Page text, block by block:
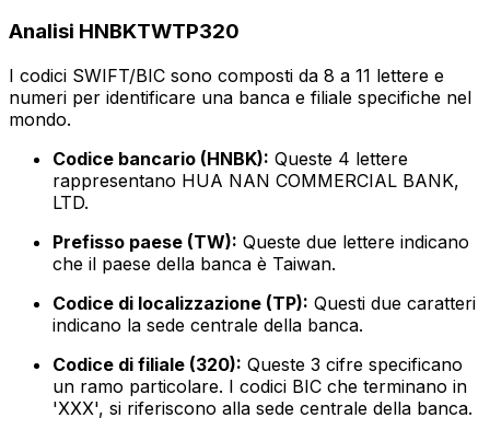
Analisi HNBKTWTP320
I codici SWIFT/BIC sono composti da 8 a 11 lettere e
numeri per identificare una banca e filiale specifiche nel
mondo.
Codice bancario (HNBK): Queste 4 lettere
rappresentano HUA NAN COMMERCIAL BANK,
LTD.
Prefisso paese (TW): Queste due lettere indicano
che il paese della banca è Taiwan.
Codice di localizzazione (TP): Questi due caratteri
indicano la sede centrale della banca.
Codice di filiale (320): Queste 3 cifre specificano
un ramo particolare. I codici BIC che terminano in
'XXX', si riferiscono alla sede centrale della banca.